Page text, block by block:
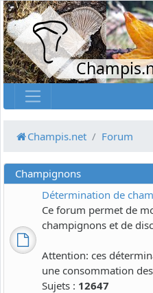
Champis.net Forum
Champignons
Détermination de
Ce forum permet de
champignons et de
Attention: ces
une consommation
Sujets : 12647